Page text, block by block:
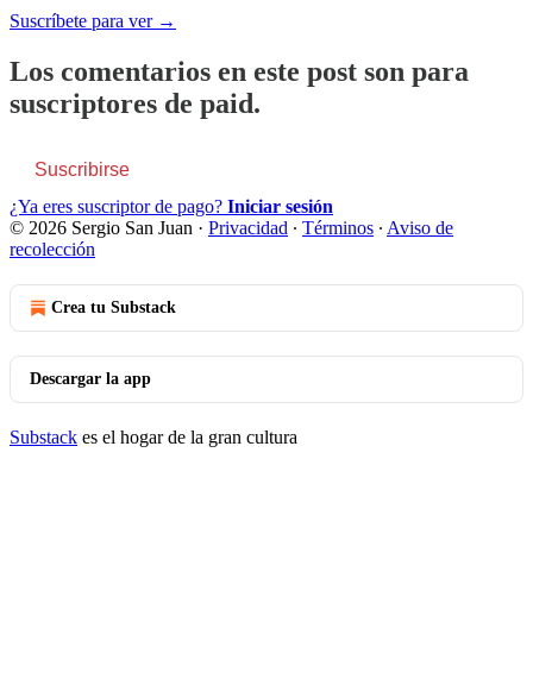
Suscríbete para ver →
Los comentarios en este post son para
suscriptores de paid.
Suscribirse
¿Ya eres suscriptor de pago? Iniciar sesión
© 2026 Sergio San Juan · Privacidad ∙ Términos ∙ Aviso de
recolección
Crea tu Substack
Descargar la app
Substack es el hogar de la gran cultura